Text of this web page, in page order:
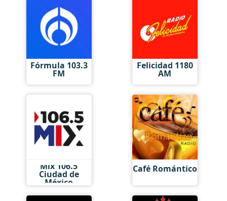
Fórmula 103.3
FM
Felicidad 1180
AM
Mix 106.5
Ciudad de
México
Café Romántico